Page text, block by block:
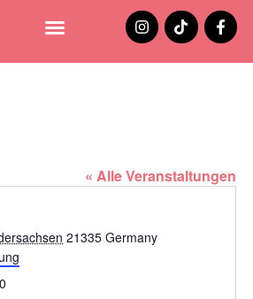
« Alle Veranstaltungen
21335 Germany